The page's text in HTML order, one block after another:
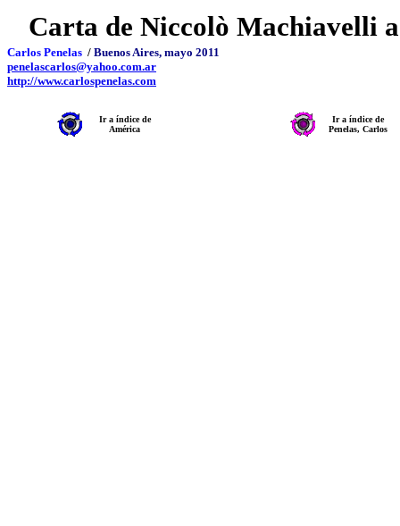
Carta de Niccolò Machiavelli
Carlos Penelas / Buenos Aires, mayo 2011
penelascarlos@yahoo.com.ar
http://www.carlospenelas.com
Ir a índice de
América
Ir a índice de
Penelas, Carlos